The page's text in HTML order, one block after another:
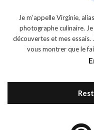
Je m’appelle Virginie,
photographe culinaire.
découvertes et mes essais.
vous montrer que le